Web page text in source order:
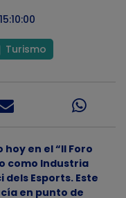
Turismo
en el “II Foro
como Industria
dels Esports. Este
en punto de